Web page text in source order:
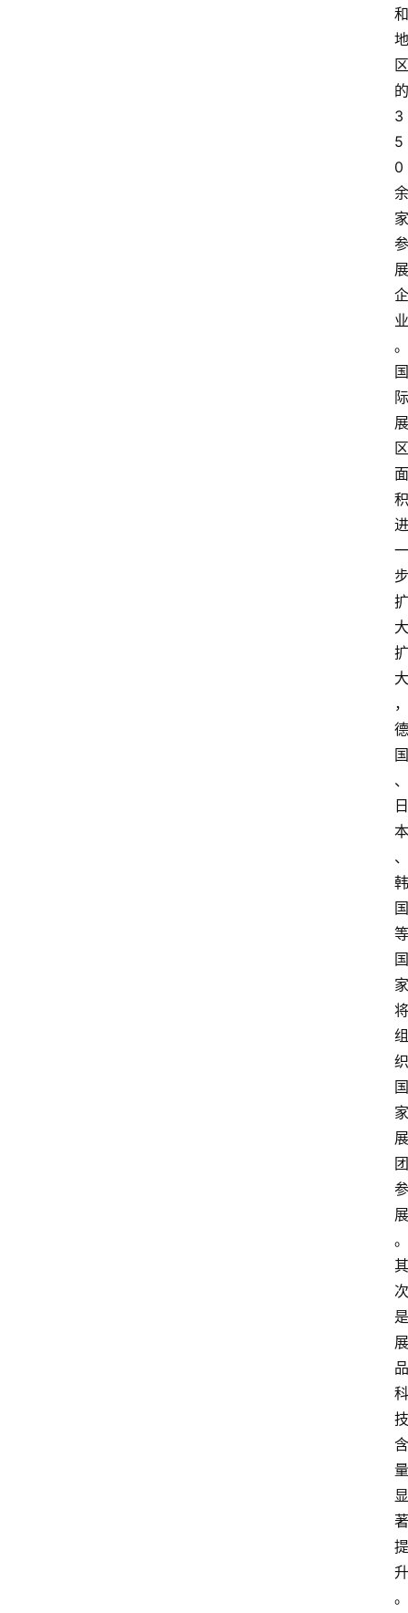
和
地
区
的
3
5
0
余
家
参
展
企
业
。
国
际
展
区
面
积
进
一
步
扩
大
扩
大
，
德
国
、
日
本
、
韩
国
等
国
家
将
组
织
国
家
展
团
参
展
。
其
次
是
展
品
科
技
含
量
显
著
提
升
。